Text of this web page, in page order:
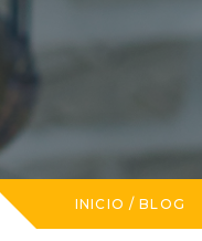
INICIO / BLOG